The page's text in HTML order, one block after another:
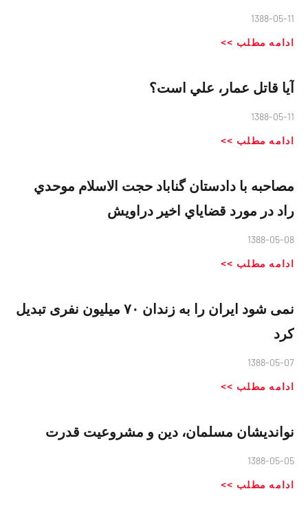
1388-05-11
ادامه مطلب >>
آيا قاتل عمار، علي است؟
1388-05-11
ادامه مطلب >>
مصاحبه با دادستان گناباد حجت الاسلام موحدي
راد در مورد قضاياي اخير دراويش
1388-05-08
ادامه مطلب >>
نمی شود ایران را به زندان ۷۰ میلیون نفری تبدیل
کرد
1388-05-07
ادامه مطلب >>
نواندیشان مسلمان، دین و مشروعیت قدرت
1388-05-05
ادامه مطلب >>